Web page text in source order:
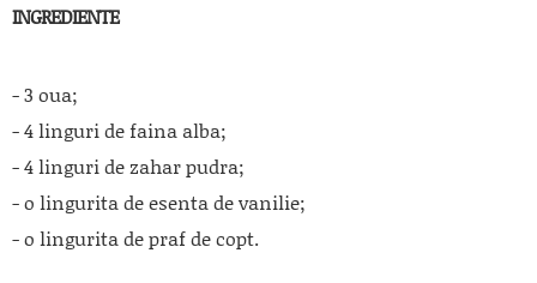
INGREDIENTE
- 3 oua;
- 4 linguri de faina alba;
- 4 linguri de zahar pudra;
- o lingurita de esenta de vanilie;
- o lingurita de praf de copt.